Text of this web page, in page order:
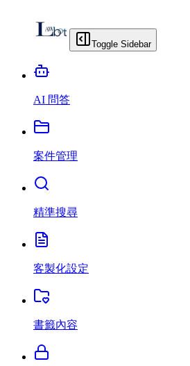
Toggle Sidebar
AI 問答
案件管理
精準搜尋
客製化設定
書籤內容